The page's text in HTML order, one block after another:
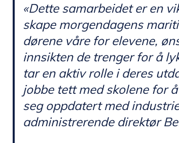
«Dette samarbeidet er en
skape morgendagens
dørene våre for elevene,
innsikten de trenger for å
tar en aktiv rolle i deres
jobbe tett med skolene for
seg oppdatert med
administrerende direktør